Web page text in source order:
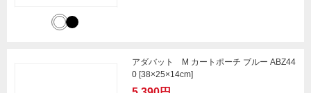
アダバット M カートポーチ ブルー ABZ44
0 [38×25×14cm]